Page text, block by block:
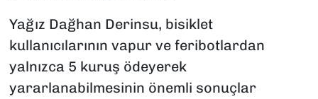
Yağız Dağhan Derinsu, bisiklet
kullanıcılarının vapur ve feribotlardan
yalnızca 5 kuruş ödeyerek
yararlanabilmesinin önemli sonuçlar